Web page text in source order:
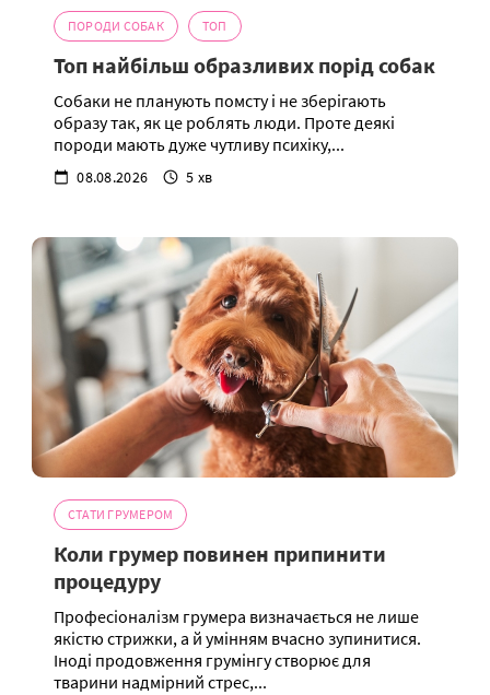
ПОРОДИ СОБАК ТОП
Топ найбільш образливих порід собак
Собаки не планують помсту і не зберігають
образу так, як це роблять люди. Проте деякі
породи мають дуже чутливу психіку,...
08.08.2026 5 хв
СТАТИ ГРУМЕРОМ
Коли грумер повинен припинити
процедуру
Професіоналізм грумера визначається не лише
якістю стрижки, а й умінням вчасно зупинитися.
Іноді продовження грумінгу створює для
тварини надмірний стрес,...